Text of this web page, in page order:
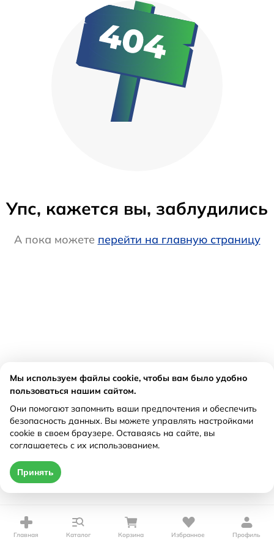
Упс, кажется вы, заблудились
А пока можете перейти на главную страницу
Главная Каталог Корзина Избранное Профиль
Мы используем файлы cookie, чтобы вам было удобно
пользоваться нашим сайтом.
Они помогают запомнить ваши предпочтения и обеспечить
безопасность данных. Вы можете управлять настройками
cookie в своем браузере. Оставаясь на сайте, вы
соглашаетесь с их использованием.
Принять